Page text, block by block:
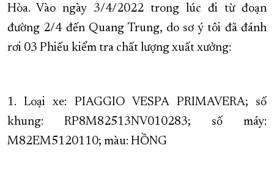
ĐẠI HỘI ĐẢNG CÁC CẤP TRANG CHỦ VỀ BÁO KHÁNH HÒA
Hòa. Vào ngày 3/4/2022 trong lúc đi từ đoạn
đường 2/4 đến Quang Trung, do sơ ý tôi đã đánh
rơi 03 Phiếu kiểm tra chất lượng xuất xưởng:
1. Loại xe: PIAGGIO VESPA PRIMAVERA; số
khung: RP8M82513NV010283; số máy:
M82EM5120110; màu: HỒNG